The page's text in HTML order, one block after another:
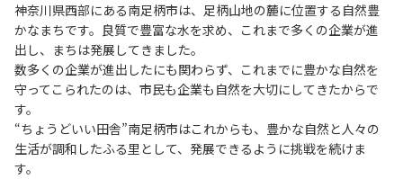
神奈川県西部にある南足柄市は、足柄山地の麓に位置する自然豊
かなまちです。良質で豊富な水を求め、これまで多くの企業が進
出し、まちは発展してきました。
数多くの企業が進出したにも関わらず、これまでに豊かな自然を
守ってこられたのは、市民も企業も自然を大切にしてきたからで
す。
“ちょうどいい田舎”南足柄市はこれからも、豊かな自然と人々の
生活が調和したふる里として、発展できるように挑戦を続けま
す。